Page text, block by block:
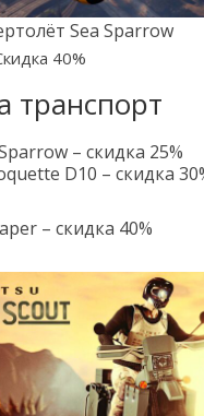
Sea Sparrow
40%
транспорт
– скидка 25%
D10 – скидка
– скидка 40%